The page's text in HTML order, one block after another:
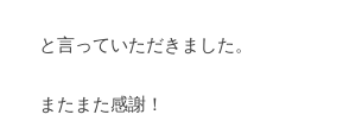
と言っていただきました。
またまた感謝！